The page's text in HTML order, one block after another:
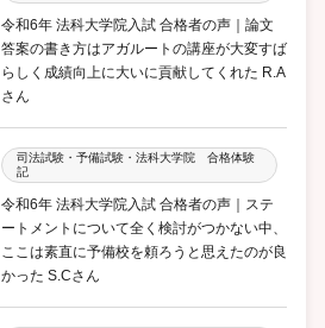
令和6年 法科大学院入試 合格者の声｜論文
答案の書き方はアガルートの講座が大変すば
らしく成績向上に大いに貢献してくれた R.A
さん
司法試験・予備試験・法科大学院 合格体験
記
令和6年 法科大学院入試 合格者の声｜ステ
ートメントについて全く検討がつかない中、
ここは素直に予備校を頼ろうと思えたのが良
かった S.Cさん